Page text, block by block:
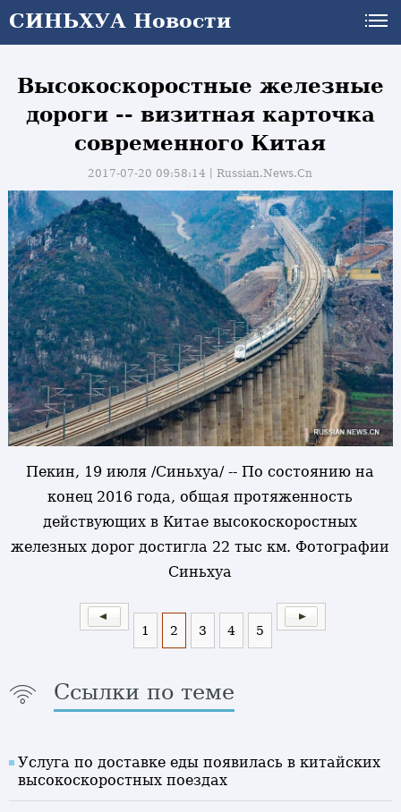
СИНЬХУА Новости
Высокоскоростные железные
дороги -- визитная карточка
современного Китая
2017-07-20 09:58:14丨Russian.News.Cn
Пекин, 19 июля /Синьхуа/ -- По состоянию на
конец 2016 года, общая протяженность
действующих в Китае высокоскоростных
железных дорог достигла 22 тыс км. Фотографии
Синьхуа
1 2 3 4 5
Ссылки по теме
Услуга по доставке еды появилась в китайских
высокоскоростных поездах